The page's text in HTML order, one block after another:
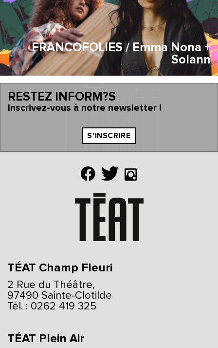
FRANCOFOLIES / Emma Nona +
Solann
RESTEZ INFORM?S
Inscrivez-vous à notre newsletter !
S'INSCRIRE
TÉAT Champ Fleuri
2 Rue du Théâtre,
97490 Sainte-Clotilde
Tél. : 0262 419 325
TÉAT Plein Air